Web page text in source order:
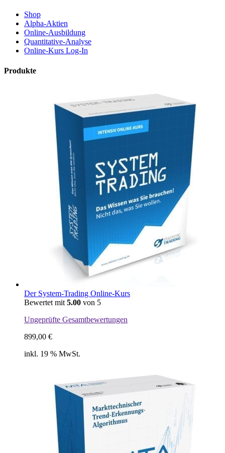
Shop
Alpha-Aktien
Online-Ausbildung
Quantitative-Analyse
Online-Kurs Log-In
Produkte
Der System-Trading Online-Kurs
Bewertet mit 5.00 von 5
Ungeprüfte Gesamtbewertungen
899,00 €
inkl. 19 % MwSt.